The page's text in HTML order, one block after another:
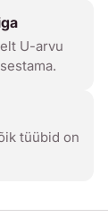
U-arvu
tüübid on